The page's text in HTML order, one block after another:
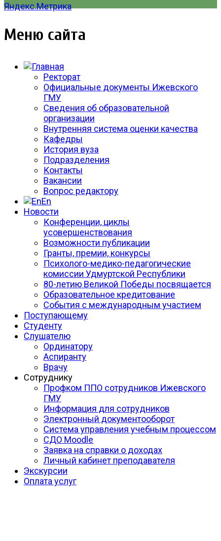
Меню сайта
Ректорат
Официальные документы Ижевского
ГМУ
Сведения об образовательной
организации
Внутренняя система оценки качества
Кафедры
История вуза
Подразделения
Контакты
Вакансии
Вопрос редактору
En
Новости
Конференции, циклы
усовершенствования
Возможности публикации
Гранты, премии, конкурсы
Психолого-медико-педагогические
комиссии Удмуртской Республики
80-летию Великой Победы посвящается
Образовательное кредитование
События с международным участием
Поступающему
Студенту
Слушателю
Ординатору
Аспиранту
Врачу
Сотруднику
Профком ППО сотрудников Ижевского
ГМУ
Информация для сотрудников
Электронный документооборот
Система управления учебным процессом
СДО Moodle
Заявка на справки о доходах
Личный кабинет преподавателя
Экскурсии
Оплата услуг